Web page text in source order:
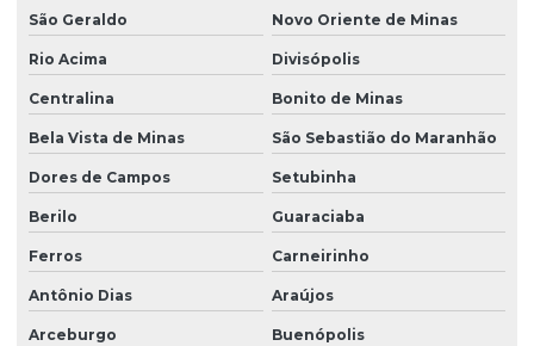
São Geraldo Novo Oriente de Minas
Rio Acima Divisópolis
Centralina Bonito de Minas
Bela Vista de Minas São Sebastião do Maranhão
Dores de Campos Setubinha
Berilo Guaraciaba
Ferros Carneirinho
Antônio Dias Araújos
Arceburgo Buenópolis